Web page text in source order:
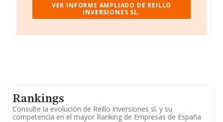
VER INFORME AMPLIADO DE REILLO
INVERSIONES SL.
Rankings
Consulte la evolución de Reillo inversiones sl. y su
competencia en el mayor Ranking de Empresas de España